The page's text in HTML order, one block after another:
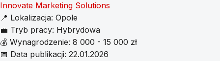
Innovate Marketing Solutions
📍 Lokalizacja: Opole
💼 Tryb pracy: Hybrydowa
💰 Wynagrodzenie: 8 000 - 15 000 zł
📅 Data publikacji: 22.01.2026